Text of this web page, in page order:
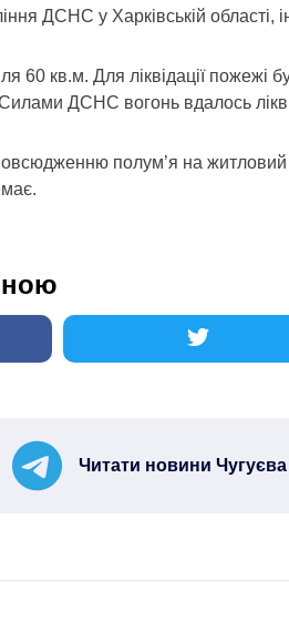
ДСНС у Харківській області,
60 кв.м. Для ліквідації пожежі
Силами ДСНС вогонь вдалось
полум’я на
Читати новини